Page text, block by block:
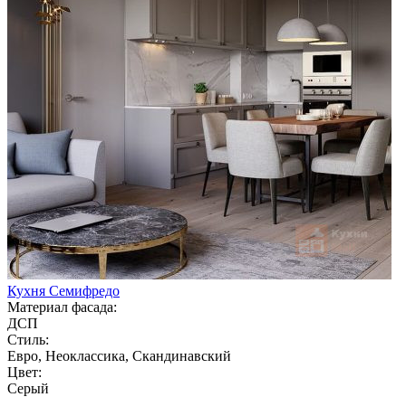
Кухня Семифредо
Материал фасада:
ДСП
Стиль:
Евро, Неоклассика, Скандинавский
Цвет:
Серый